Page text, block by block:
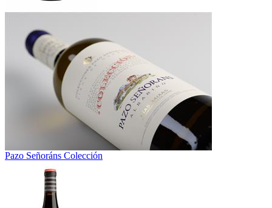
Pazo Señoráns Colección